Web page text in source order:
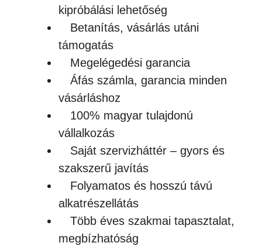
kipróbálási lehetőség
Betanítás, vásárlás utáni
támogatás
Megelégedési garancia
Áfás számla, garancia minden
vásárláshoz
100% magyar tulajdonú
vállalkozás
Saját szervizháttér – gyors és
szakszerű javítás
Folyamatos és hosszú távú
alkatrészellátás
Több éves szakmai tapasztalat,
megbízhatóság